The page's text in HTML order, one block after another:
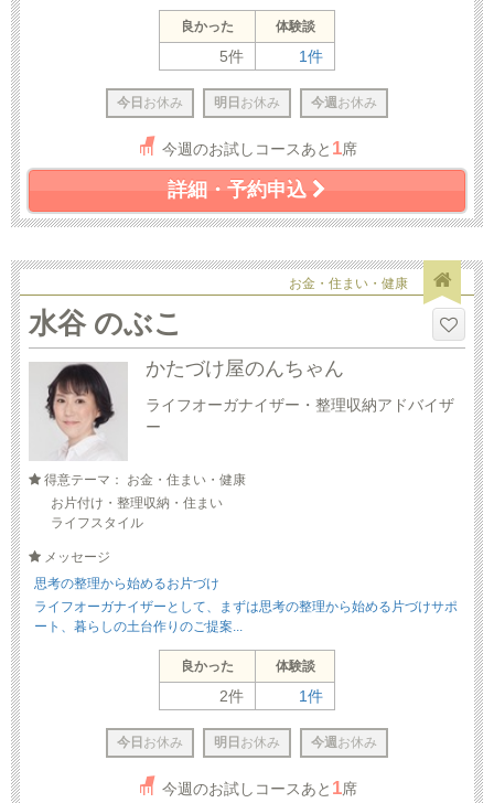
良かった 体験談
5件 1件
今日 お休み 明日 お休み 今週 お休み
今週のお試しコースあと 1席
詳細・予約申込
お金・住まい・健康
水谷 のぶこ
かたづけ屋のんちゃん
ライフオーガナイザー・整理収納アドバイザ
ー
得意テーマ： お金・住まい・健康
お片付け・整理収納・住まい
ライフスタイル
メッセージ
思考の整理から始めるお片づけ
ライフオーガナイザーとして、まずは思考の整理から始める片づけサポ
ート、暮らしの土台作りのご提案...
良かった 体験談
2件 1件
今日 お休み 明日 お休み 今週 お休み
今週のお試しコースあと 1席